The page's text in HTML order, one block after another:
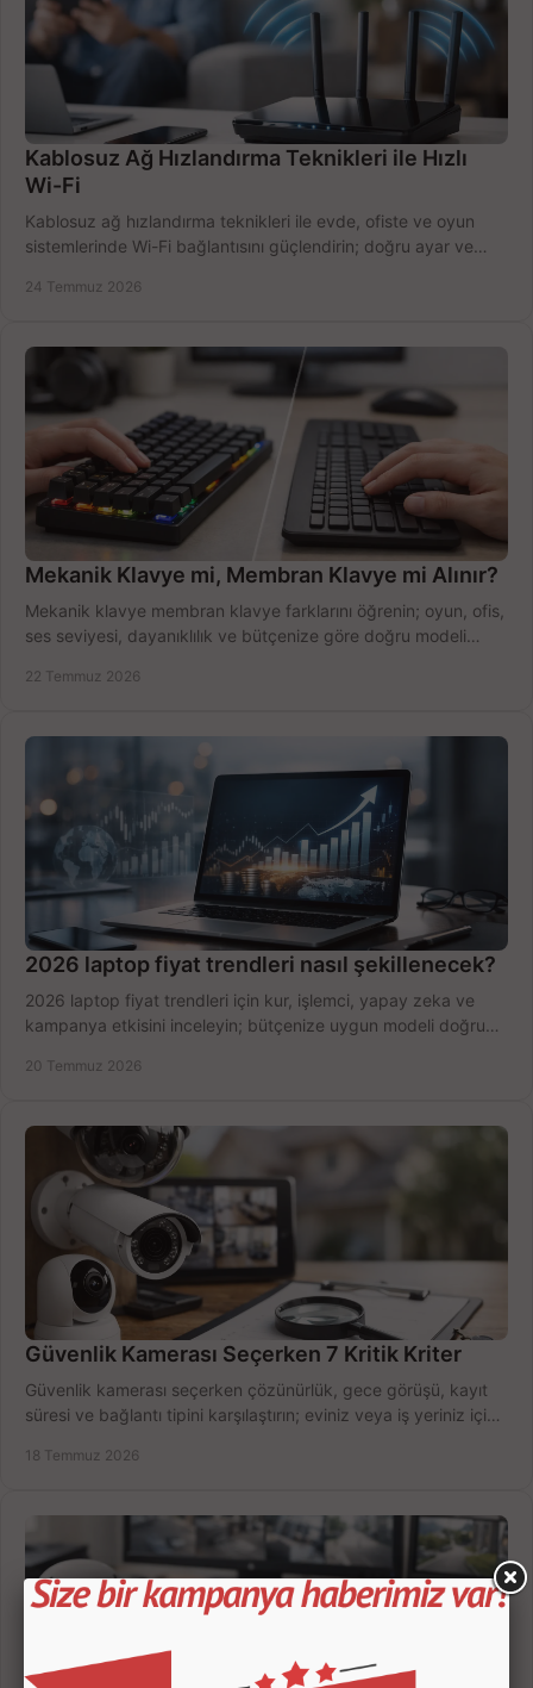
Kablosuz Ağ Hızlandırma Teknikleri ile Hızlı
Wi-Fi
Kablosuz ağ hızlandırma teknikleri ile evde, ofiste ve oyun
sistemlerinde Wi-Fi bağlantısını güçlendirin; doğru ayar ve
24 Temmuz 2026
Mekanik Klavye mi, Membran Klavye mi Alınır?
Mekanik klavye membran klavye farklarını öğrenin; oyun, ofis,
ses seviyesi, dayanıklılık ve bütçenize göre doğru modeli
22 Temmuz 2026
2026 laptop fiyat trendleri nasıl şekillenecek?
2026 laptop fiyat trendleri için kur, işlemci, yapay zeka ve
kampanya etkisini inceleyin; bütçenize uygun modeli doğru
20 Temmuz 2026
Güvenlik Kamerası Seçerken 7 Kritik Kriter
Güvenlik kamerası seçerken çözünürlük, gece görüşü, kayıt
süresi ve bağlantı tipini karşılaştırın; eviniz veya iş yeriniz için
18 Temmuz 2026